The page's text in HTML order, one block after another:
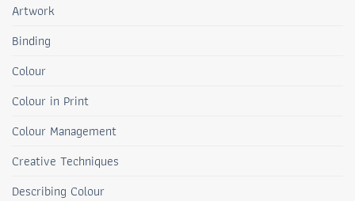
Artwork
Binding
Colour
Colour in Print
Colour Management
Creative Techniques
Describing Colour